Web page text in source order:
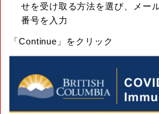
せを受け取る方法を選び、メー
番号を入力
「Continue」をクリック